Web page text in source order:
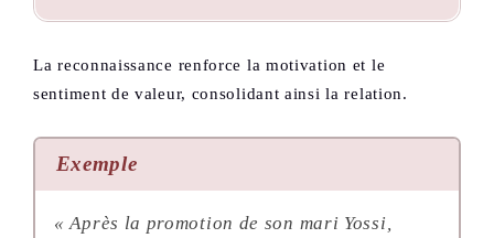
La reconnaissance renforce la motivation et le
sentiment de valeur, consolidant ainsi la relation.
Exemple
« Après la promotion de son mari Yossi,